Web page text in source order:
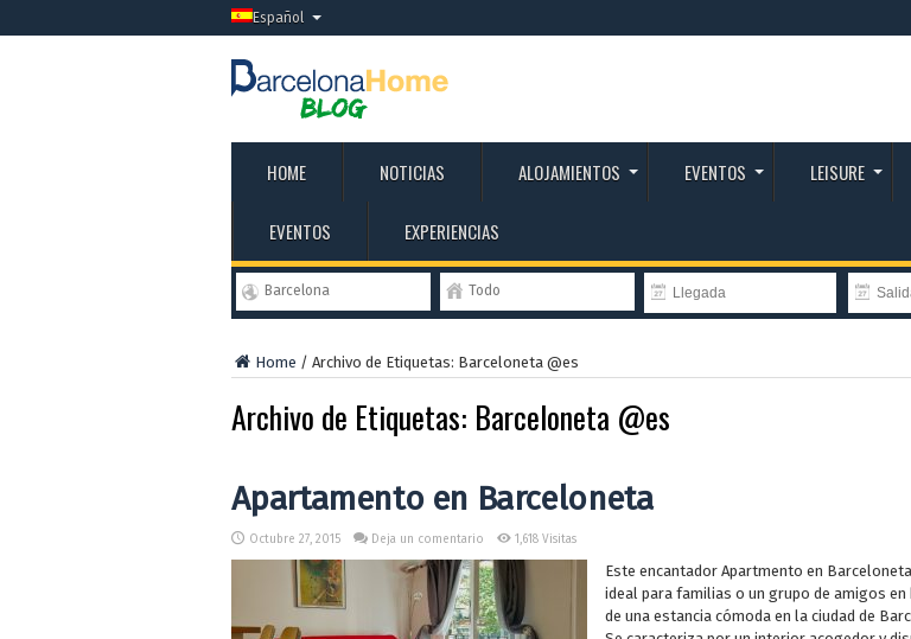
Español
HOME NOTICIAS ALOJAMIENTOS EVENTOS LEISURE
EVENTOS EXPERIENCIAS
Barcelona Todo
Home / Archivo de Etiquetas: Barceloneta @es
Archivo de Etiquetas: Barceloneta @es
Apartamento en Barceloneta
Octubre 27, 2015 Deja un comentario 1,618 Visitas
Este encantador Apartmento en
ideal para familias o un grupo de amigos en
de una estancia cómoda en la ciudad de